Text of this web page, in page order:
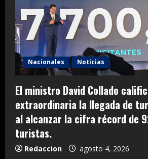
Nacionales Noticias
El ministro David Collado
extraordinaria la llegada de
al alcanzar la cifra récord de
turistas.
Redaccion agosto 4, 2026